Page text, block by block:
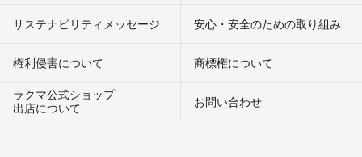
サステナビリティメッセージ 安心・安全のための取り組み
権利侵害について
商標権について
ラクマ公式ショップ
出店について
お問い合わせ